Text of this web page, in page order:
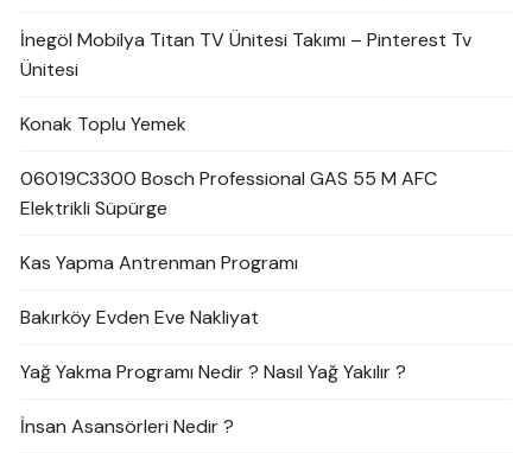
İnegöl Mobilya Titan TV Ünitesi Takımı – Pinterest Tv
Ünitesi
Konak Toplu Yemek
06019C3300 Bosch Professional GAS 55 M AFC
Elektrikli Süpürge
Kas Yapma Antrenman Programı
Bakırköy Evden Eve Nakliyat
Yağ Yakma Programı Nedir ? Nasıl Yağ Yakılır ?
İnsan Asansörleri Nedir ?